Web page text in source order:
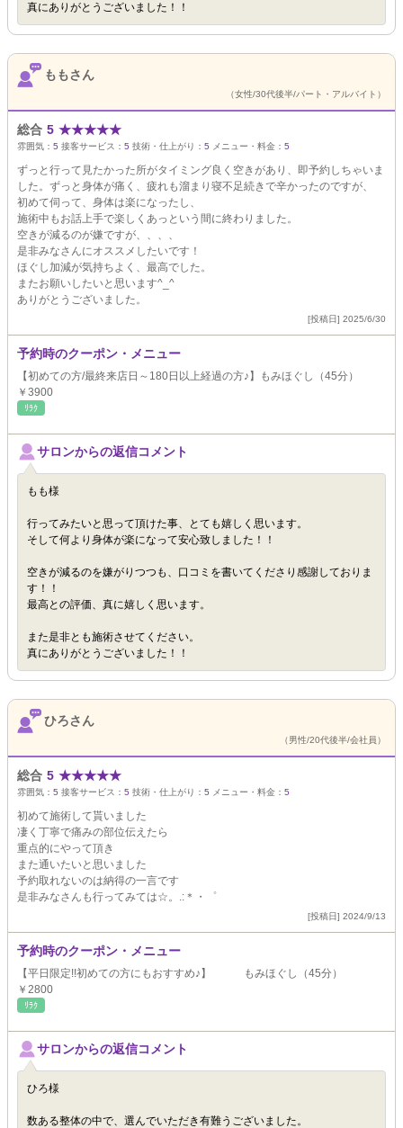
真にありがとうございました！！
ももさん
（女性/30代後半/パート・アルバイト）
総合 5 ★★★★★
雰囲気： 5 接客サービス： 5 技術・仕上がり： 5 メニュー・料金： 5
ずっと行って見たかった所がタイミング良く空きがあり、即予約しちゃいま
した。ずっと身体が痛く、疲れも溜まり寝不足続きで辛かったのですが、
初めて伺って、身体は楽になったし、
施術中もお話上手で楽しくあっという間に終わりました。
空きが減るのが嫌ですが、、、、
是非みなさんにオススメしたいです！
ほぐし加減が気持ちよく、最高でした。
またお願いしたいと思います^_^
ありがとうございました。
[投稿日] 2025/6/30
予約時のクーポン・メニュー
【初めての方/最終来店日～180日以上経過の方♪】もみほぐし（45分）
￥3900
ﾘﾗｸ
サロンからの返信コメント
もも様
行ってみたいと思って頂けた事、とても嬉しく思います。
そして何より身体が楽になって安心致しました！！
空きが減るのを嫌がりつつも、口コミを書いてくださり感謝しておりま
す！！
最高との評価、真に嬉しく思います。
また是非とも施術させてください。
真にありがとうございました！！
ひろさん
（男性/20代後半/会社員）
総合 5 ★★★★★
雰囲気： 5 接客サービス： 5 技術・仕上がり： 5 メニュー・料金： 5
初めて施術して貰いました
凄く丁寧で痛みの部位伝えたら
重点的にやって頂き
また通いたいと思いました
予約取れないのは納得の一言です
是非みなさんも行ってみては☆。.:＊・゜
[投稿日] 2024/9/13
予約時のクーポン・メニュー
【平日限定!!初めての方にもおすすめ♪】 もみほぐし（45分）
￥2800
ﾘﾗｸ
サロンからの返信コメント
ひろ様
数ある整体の中で、選んでいただき有難うございました。